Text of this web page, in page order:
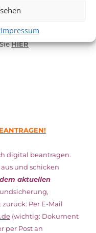
Impressumder Vorrat reicht!
HIER
digital beantragen.
und schicken
aktuellen
Per E-Mail
(wichtig: Dokument
per Post an